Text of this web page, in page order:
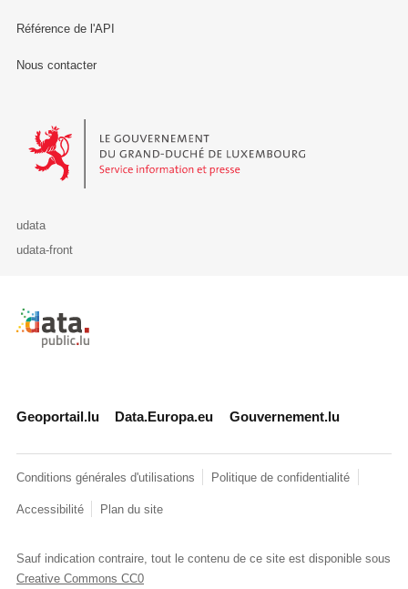
Référence de l'API
Nous contacter
Le Gouvernement du Grand-Duché de Luxembourg - Service
udata
udata-front
Retour à l'accueil de data.public.lu
Geoportail.lu Data.Europa.eu Gouvernement.lu
Conditions générales d'utilisations Politique de confidentialité
Accessibilité Plan du site
Sauf indication contraire, tout le contenu de ce site est disponible sous
Creative Commons CC0